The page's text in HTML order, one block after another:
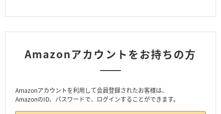
Amazonアカウントをお持ちの方
Amazonアカウントを利用して会員登録されたお客様は、
AmazonのID、パスワードで、ログインすることができます。